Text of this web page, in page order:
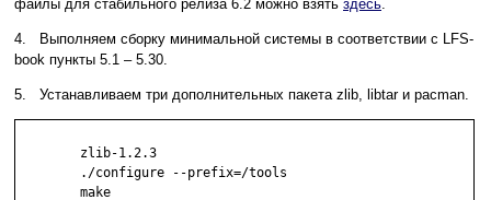
файлы для стабильного релиза 6.2 можно взять здесь.
4. Выполняем сборку минимальной системы в соответствии с LFS-
book пункты 5.1 – 5.30.
5. Устанавливаем три дополнительных пакета zlib, libtar и pacman.